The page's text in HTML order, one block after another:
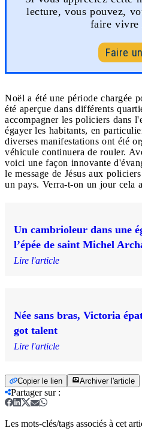
lecture, vous pouvez,
faire vivre
Faire
Noël a été une période chargée
été aperçue dans différents
accompagner les policiers dans
égayer les habitants, en
diverses manifestations ont été
véhicule continuera de rouler.
voici une façon innovante
le message de Jésus aux
un pays. Verra-t-on un jour cela
Un cambrioleur dans une
l’épée de saint Michel
Lire l'article
Née sans bras, Victoria
got talent
Lire l'article
Copier le lien Archiver l'article
Partager sur:
Les mots-clés/tags associés à cet